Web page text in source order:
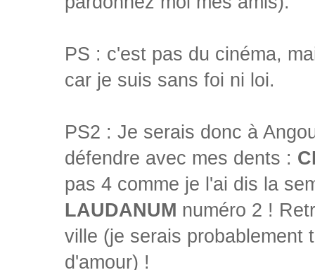
PS : c'est pas du cinéma,
car je suis sans foi ni loi.
PS2 : Je serais donc à
défendre avec mes dents :
pas 4 comme je l'ai dis la
LAUDANUM numéro 2 !
ville (je serais probablement
d'amour) !